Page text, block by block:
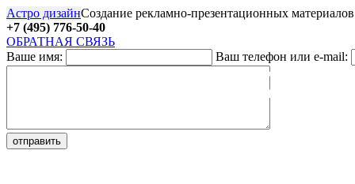
27
Астро дизайнСоздание рекламно-презентационных материалов
+7 (495) 776-50-40
ОБРАТНАЯ СВЯЗЬ
Ваше имя:
Ваш телефон или e-mail: